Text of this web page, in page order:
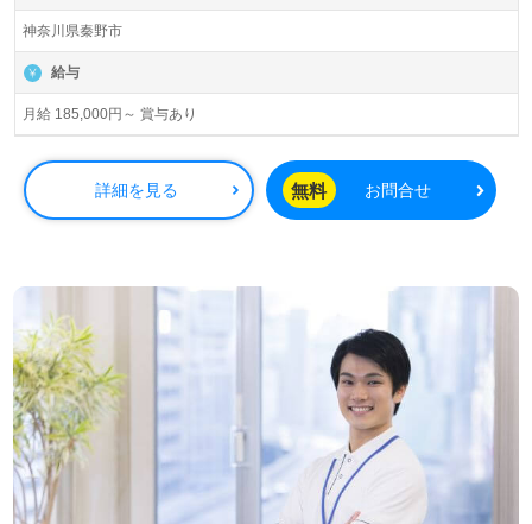
神奈川県秦野市
給与
月給 185,000円～ 賞与あり
詳細を見る 無料 お問合せ